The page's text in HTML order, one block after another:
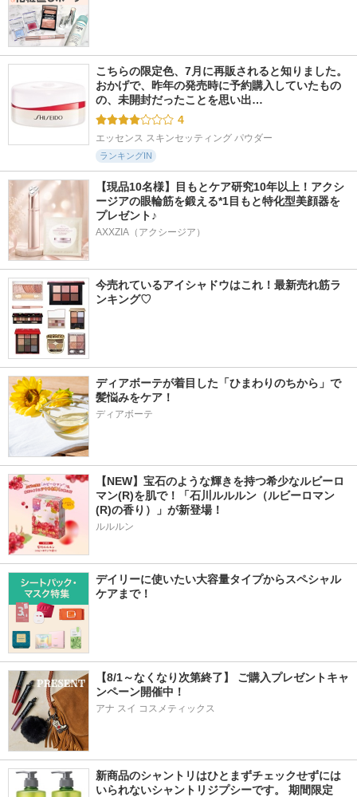
こちらの限定色、7月に再販されると知りました。
おかげで、昨年の発売時に予約購入していたもの
の、未開封だったことを思い出…
4
エッセンス スキンセッティング パウダー
ランキングIN
【現品10名様】目もとケア研究10年以上！アクシ
ージアの眼輪筋を鍛える*1目もと特化型美顔器を
プレゼント♪
AXXZIA（アクシージア）
今売れているアイシャドウはこれ！最新売れ筋ラ
ンキング♡
ディアボーテが着目した「ひまわりのちから」で
髪悩みをケア！
ディアボーテ
【NEW】宝石のような輝きを持つ希少なルビーロ
マン(R)を肌で！「石川ルルルン（ルビーロマン
(R)の香り）」が新登場！
ルルルン
デイリーに使いたい大容量タイプからスペシャル
ケアまで！
【8/1～なくなり次第終了】 ご購入プレゼントキャ
ンペーン開催中！
アナ スイ コスメティックス
新商品のシャントリはひとまずチェックせずには
いられないシャントリジプシーです。 期間限定